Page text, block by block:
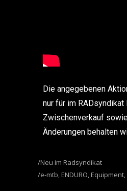
Die angegebenen
nur für im RADsyndikat
Zwischenverkauf
Änderungen behalten
Neu im Radsyndikat
e-mtb,ENDURO,Equipment,